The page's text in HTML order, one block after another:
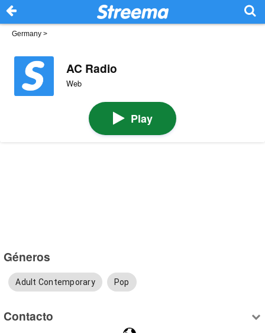
Germany >
AC Radio
Web
Play
Géneros
Adult Contemporary Pop
Contacto